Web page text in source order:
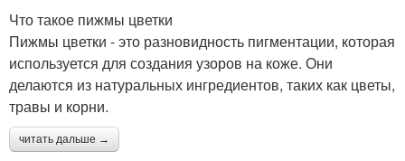
Что такое пижмы цветки
Пижмы цветки - это разновидность пигментации, которая
используется для создания узоров на коже. Они
делаются из натуральных ингредиентов, таких как цветы,
травы и корни.
читать дальше →